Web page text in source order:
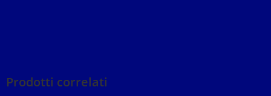
Prodotti correlati